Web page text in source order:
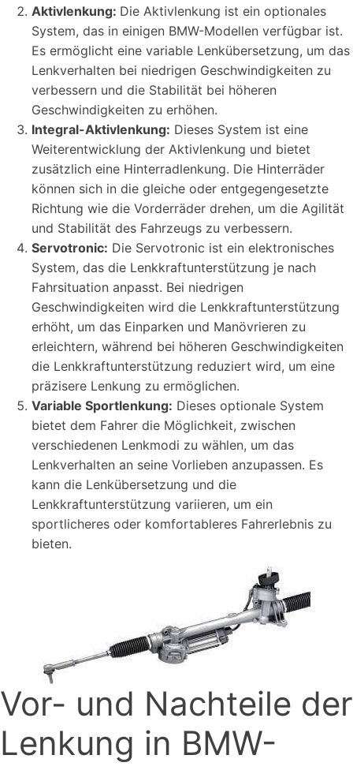
Aktivlenkung: Die Aktivlenkung ist ein optionales
System, das in einigen BMW-Modellen verfügbar ist.
Es ermöglicht eine variable Lenkübersetzung, um das
Lenkverhalten bei niedrigen Geschwindigkeiten zu
verbessern und die Stabilität bei höheren
Geschwindigkeiten zu erhöhen.
Integral-Aktivlenkung: Dieses System ist eine
Weiterentwicklung der Aktivlenkung und bietet
zusätzlich eine Hinterradlenkung. Die Hinterräder
können sich in die gleiche oder entgegengesetzte
Richtung wie die Vorderräder drehen, um die Agilität
und Stabilität des Fahrzeugs zu verbessern.
Servotronic: Die Servotronic ist ein elektronisches
System, das die Lenkkraftunterstützung je nach
Fahrsituation anpasst. Bei niedrigen
Geschwindigkeiten wird die Lenkkraftunterstützung
erhöht, um das Einparken und Manövrieren zu
erleichtern, während bei höheren Geschwindigkeiten
die Lenkkraftunterstützung reduziert wird, um eine
präzisere Lenkung zu ermöglichen.
Variable Sportlenkung: Dieses optionale System
bietet dem Fahrer die Möglichkeit, zwischen
verschiedenen Lenkmodi zu wählen, um das
Lenkverhalten an seine Vorlieben anzupassen. Es
kann die Lenkübersetzung und die
Lenkkraftunterstützung variieren, um ein
sportlicheres oder komfortableres Fahrerlebnis zu
bieten.
Vor- und Nachteile der
Lenkung in BMW-